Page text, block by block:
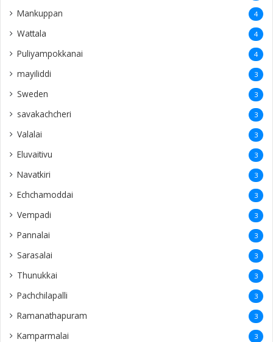
Mankuppan 4
Wattala 4
Puliyampokkanai 4
mayiliddi 3
Sweden 3
savakachcheri 3
Valalai 3
Eluvaitivu 3
Navatkiri 3
Echchamoddai 3
Vempadi 3
Pannalai 3
Sarasalai 3
Thunukkai 3
Pachchilapalli 3
Ramanathapuram 3
Kamparmalai 3